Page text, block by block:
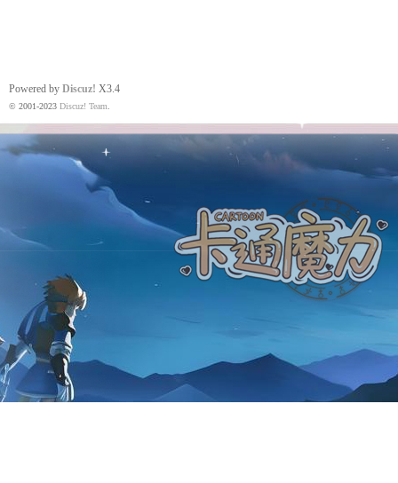
Powered by Discuz! X3.4
© 2001-2023 Discuz! Team